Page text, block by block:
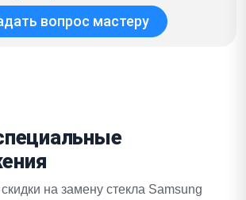
вопрос мастеру
на замену стекла Samsung